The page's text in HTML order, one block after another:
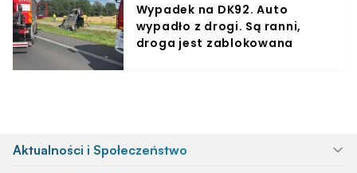
Wypadek na DK92. Auto
wypadło z drogi. Są ranni,
droga jest zablokowana
Aktualności i Społeczeństwo